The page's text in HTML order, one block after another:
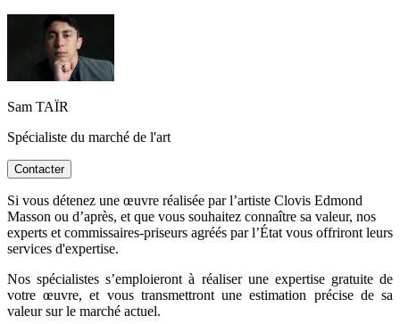
Sam TAÏR
Spécialiste du marché de l'art
Contacter
Si vous détenez une œuvre réalisée par l’artiste Clovis Edmond
Masson ou d’après, et que vous souhaitez connaître sa valeur, nos
experts et commissaires-priseurs agréés par l’État vous offriront leurs
services d'expertise.
Nos spécialistes s’emploieront à réaliser une expertise gratuite de
votre œuvre, et vous transmettront une estimation précise de sa
valeur sur le marché actuel.